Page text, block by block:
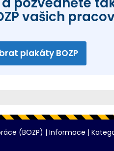
vašich
plakáty BOZP
(BOZP) | Informace |